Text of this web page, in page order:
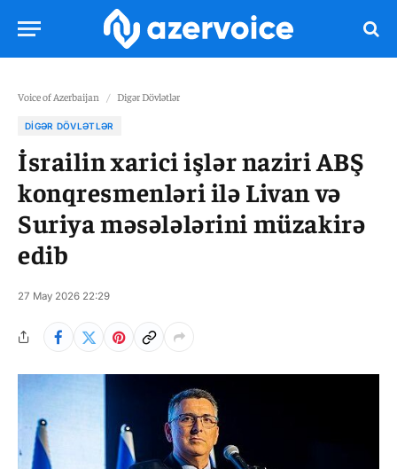
Voice of Azerbaijan / Digər Dövlətlər
DIGƏR DÖVLƏTLƏR
İsrailin xarici işlər naziri ABŞ
konqresmenləri ilə Livan və
Suriya məsələlərini müzakirə
edib
27 May 2026 22:29